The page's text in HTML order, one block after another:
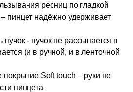
ресниц по гладкой
пинцет надёжно удерживает
- пучок не рассыпается в
(и в ручной, и в ленточной
покрытие Soft touch – руки не
пинцета